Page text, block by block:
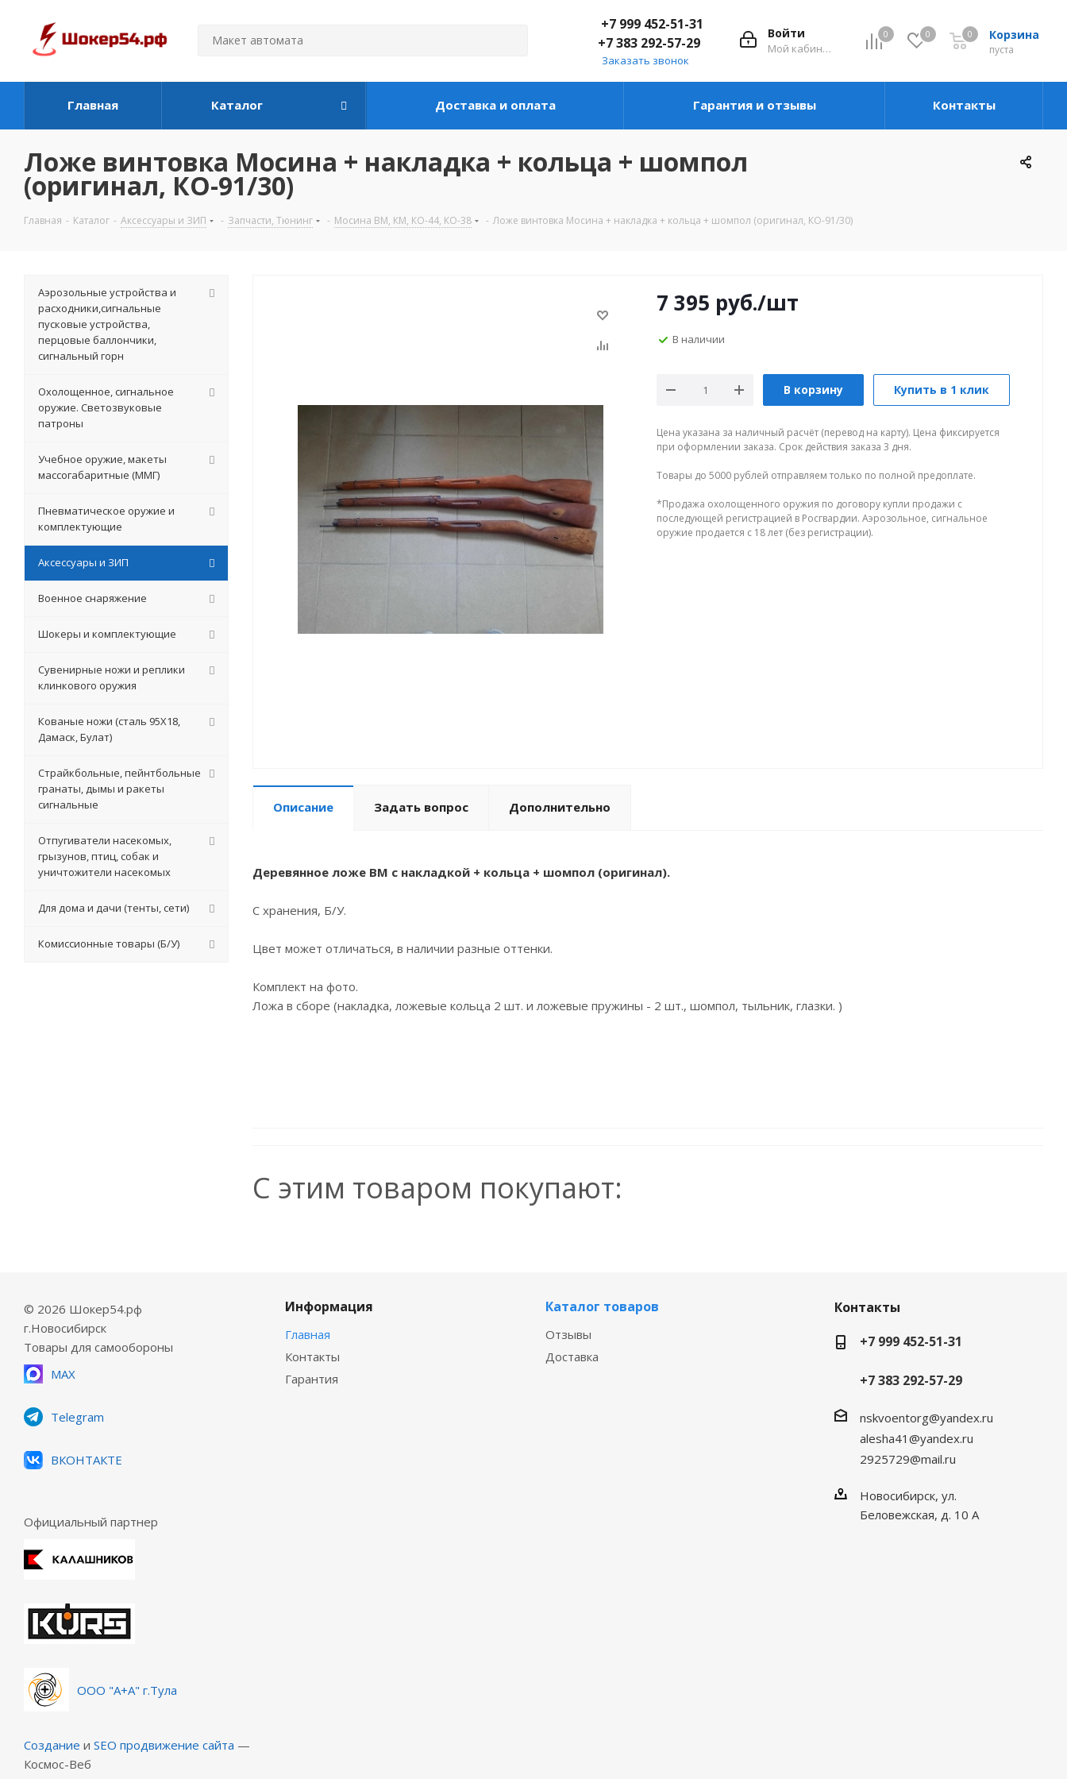
0 0 Корзина
пуста
0
Войти
Мой кабинет
+7 999 452-51-31
+7 383 292-57-29
Заказать звонок
Главная Каталог Доставка и оплата Гарантия и отзывы Контакты
Ложе винтовка Мосина + накладка + кольца + шомпол
(оригинал, КО-91/30)
Главная - Каталог - Аксессуары и ЗИП - Запчасти, Тюнинг - Мосина ВМ, КМ, КО-44, КО-38 - Ложе винтовка Мосина + накладка + кольца + шомпол (оригинал, КО-91/30)
7 395 руб./шт
В наличии
В корзину Купить в 1 клик
Цена указана за наличный расчёт (перевод на карту). Цена фиксируется
при оформлении заказа. Срок действия заказа 3 дня.
Товары до 5000 рублей отправляем только по полной предоплате.
*Продажа охолощенного оружия по договору купли продажи с
последующей регистрацией в Росгвардии. Аэрозольное, сигнальное
оружие продается с 18 лет (без регистрации).
Описание Задать вопрос Дополнительно
Деревянное ложе ВМ с накладкой + кольца + шомпол (оригинал).
С хранения, Б/У.
Цвет может отличаться, в наличии разные оттенки.
Комплект на фото.
Ложа в сборе (накладка, ложевые кольца 2 шт. и ложевые пружины - 2 шт., шомпол, тыльник, глазки. )
С этим товаром покупают:
Аэрозольные устройства и
расходники,сигнальные
пусковые устройства,
перцовые баллончики,
сигнальный горн
Охолощенное, сигнальное
оружие. Светозвуковые
патроны
Учебное оружие, макеты
массогабаритные (ММГ)
Пневматическое оружие и
комплектующие
Аксессуары и ЗИП
Военное снаряжение
Шокеры и комплектующие
Сувенирные ножи и реплики
клинкового оружия
Кованые ножи (сталь 95Х18,
Дамаск, Булат)
Страйкбольные, пейнтбольные
гранаты, дымы и ракеты
сигнальные
Отпугиватели насекомых,
грызунов, птиц, собак и
уничтожители насекомых
Для дома и дачи (тенты, сети)
Комиссионные товары (Б/У)
© 2026 Шокер54.рф
г.Новосибирск
Товары для самообороны
MAX
Telegram
ВКОНТАКТЕ
Официальный партнер
ООО "А+А" г.Тула
Создание и SEO продвижение сайта —
Космос-Веб
Информация
Главная
Контакты
Гарантия
Каталог товаров
Отзывы
Доставка
Контакты
+7 999 452-51-31
+7 383 292-57-29
nskvoentorg@yandex.ru
alesha41@yandex.ru
2925729@mail.ru
Новосибирск, ул.
Беловежская, д. 10 А